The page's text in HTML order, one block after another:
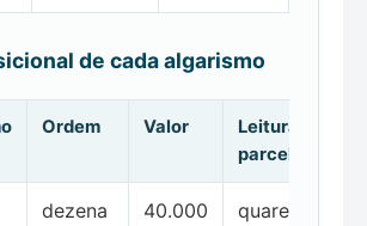
de cada algarismo
Ordem Valor
Leitura da
parcela
dezena
40.000 quarenta mil